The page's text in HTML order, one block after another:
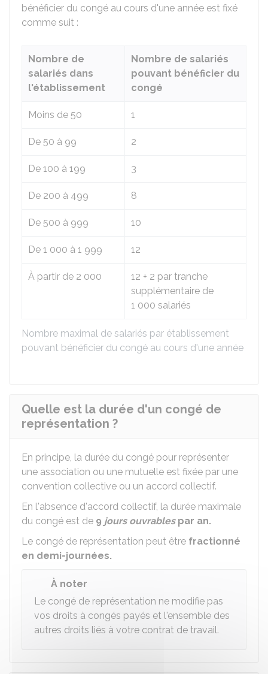
bénéficier du congé au cours d'une année est fixé
comme suit :
Nombre maximal de salariés par établissement
pouvant bénéficier du congé au cours d'une année
Nombre de
salariés dans
l'établissement
Nombre de salariés
pouvant bénéficier du
congé
Moins de 50 1
De 50 à 99 2
De 100 à 199 3
De 200 à 499 8
De 500 à 999 10
De 1 000 à 1 999 12
À partir de 2 000
12 + 2 par tranche
supplémentaire de
1 000 salariés
Quelle est la durée d'un congé de
représentation ?
En principe, la durée du congé pour représenter
une association ou une mutuelle est fixée par une
convention collective ou un accord collectif.
En l'absence d'accord collectif, la durée maximale
du congé est de 9 jours ouvrablespar an.
Le congé de représentation peut être fractionné
en demi-journées.
À noter
Le congé de représentation ne modifie pas
vos droits à congés payés et l'ensemble des
autres droits liés à votre contrat de travail.